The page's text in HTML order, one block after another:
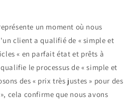
un moment où nous
client a qualifié de « simple et
« en parfait état et prêts à
le processus de « simple et
des « prix très justes » pour des
cela confirme que nous avons